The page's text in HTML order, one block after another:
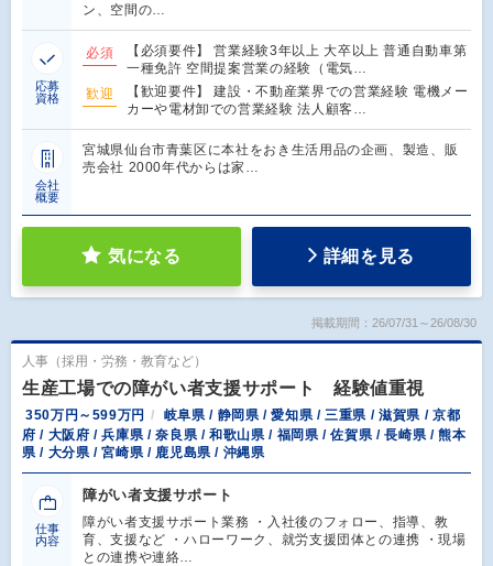
ン、空間の…
応募
資格
必須
【必須要件】 営業経験3年以上 大卒以上 普通自動車第
一種免許 空間提案営業の経験（電気…
歓迎
【歓迎要件】 建設・不動産業界での営業経験 電機メー
カーや電材卸での営業経験 法人顧客…
会社
概要
宮城県仙台市青葉区に本社をおき生活用品の企画、製造、販
売会社 2000年代からは家…
気になる 詳細を見る
掲載期間：26/07/31～26/08/30
人事（採用・労務・教育など）
生産工場での障がい者支援サポート 経験値重視
350万円～599万円
岐阜県 / 静岡県 / 愛知県 / 三重県 / 滋賀県 / 京都
府 / 大阪府 / 兵庫県 / 奈良県 / 和歌山県 / 福岡県 / 佐賀県 / 長崎県 / 熊本
県 / 大分県 / 宮崎県 / 鹿児島県 / 沖縄県
仕事
内容
障がい者支援サポート
障がい者支援サポート業務 ・入社後のフォロー、指導、教
育、支援など ・ハローワーク、就労支援団体との連携 ・現場
との連携や連絡…